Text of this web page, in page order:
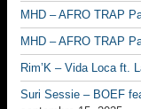
MHD – AFRO TRAP
MHD – AFRO TRAP
Rim’K – Vida Loca ft.
Suri Sessie – BOEF